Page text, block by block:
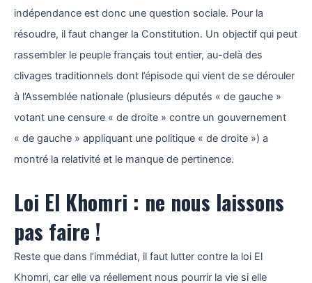
indépendance est donc une question sociale. Pour la
résoudre, il faut changer la Constitution. Un objectif qui peut
rassembler le peuple français tout entier, au-delà des
clivages traditionnels dont l’épisode qui vient de se dérouler
à l’Assemblée nationale (plusieurs députés « de gauche »
votant une censure « de droite » contre un gouvernement
« de gauche » appliquant une politique « de droite ») a
montré la relativité et le manque de pertinence.
Loi El Khomri : ne nous laissons
pas faire !
Reste que dans l’immédiat, il faut lutter contre la loi El
Khomri, car elle va réellement nous pourrir la vie si elle